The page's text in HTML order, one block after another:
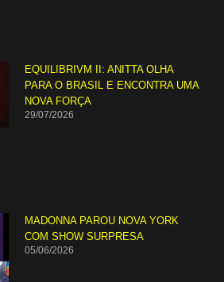
EQUILIBRIVM II: ANITTA OLHA
PARA O BRASIL E ENCONTRA UMA
NOVA FORÇA
29/07/2026
MADONNA PAROU NOVA YORK
COM SHOW SURPRESA
05/06/2026